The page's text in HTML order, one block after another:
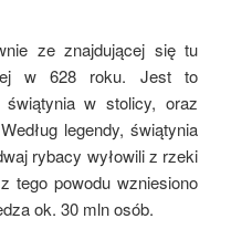
ze znajdującej się tu
w 628 roku. Jest to
świątynia w stolicy, oraz
legendy, świątynia
rybacy wyłowili z rzeki
tego powodu wzniesiono
ok. 30 mln osób.